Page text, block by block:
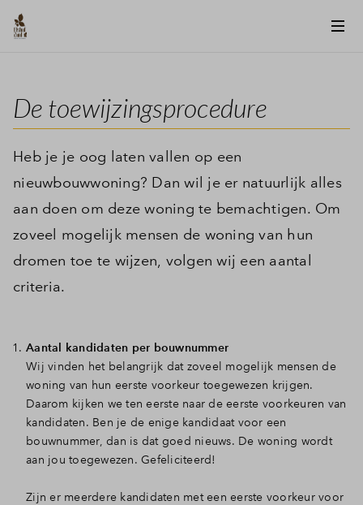
De toewijzingsprocedure
Heb je je oog laten vallen op een
nieuwbouwwoning? Dan wil je er natuurlijk alles
aan doen om deze woning te bemachtigen. Om
zoveel mogelijk mensen de woning van hun
dromen toe te wijzen, volgen wij een aantal
criteria.
Aantal kandidaten per bouwnummer
Wij vinden het belangrijk dat zoveel mogelijk mensen de
woning van hun eerste voorkeur toegewezen krijgen.
Daarom kijken we ten eerste naar de eerste voorkeuren van
kandidaten. Ben je de enige kandidaat voor een
bouwnummer, dan is dat goed nieuws. De woning wordt
aan jou toegewezen. Gefeliciteerd!
Zijn er meerdere kandidaten met een eerste voorkeur voor